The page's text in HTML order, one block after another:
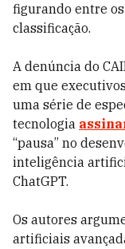
figurando entre
classificação.
A denúncia do
em que
uma série de
tecnologia
“pausa” no
inteligência
ChatGPT.
Os autores
artificiais